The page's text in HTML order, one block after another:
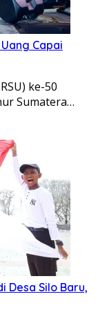
Capai
ke-50
Sumatera…
Desa Silo Baru,